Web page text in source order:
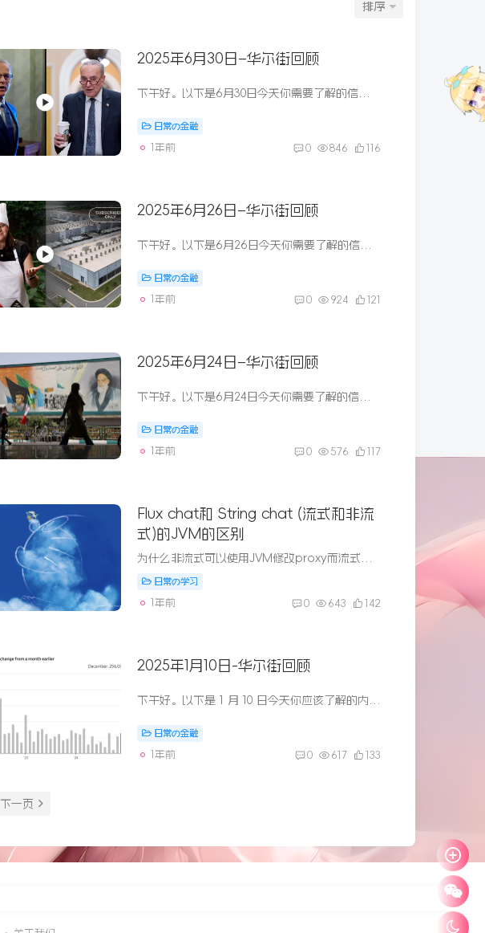
排序
2025年6月30日–华尔街回顾
日常の金融
1年前 0 846 116
2025年6月26日–华尔街回顾
日常の金融
1年前 0 924 121
2025年6月24日–华尔街回顾
日常の金融
1年前 0 576 117
Flux chat和 String chat (流式和非流
式)的JVM的区别
日常の学习
1年前 0 643 142
2025年1月10日-华尔街回顾
日常の金融
1年前 0 617 133
下一页